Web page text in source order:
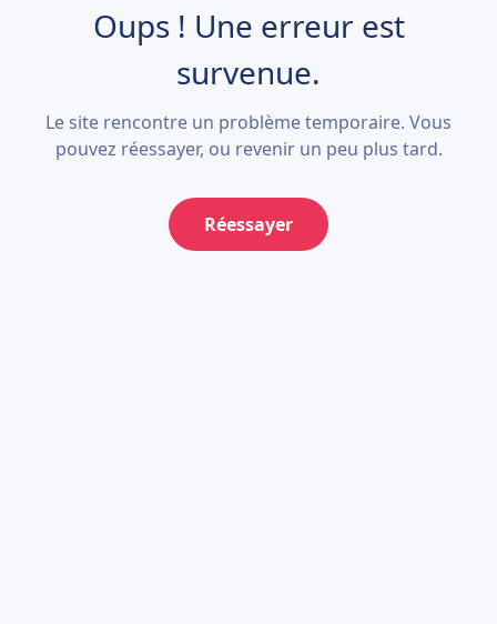
Oups ! Une erreur est
survenue.
Le site rencontre un problème temporaire. Vous
pouvez réessayer, ou revenir un peu plus tard.
Réessayer